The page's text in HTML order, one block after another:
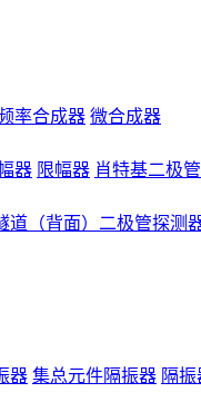
率合成器 微合成器
器 限幅器 肖特基二极
道（背面）二极管探测
器 集总元件隔振器 隔振